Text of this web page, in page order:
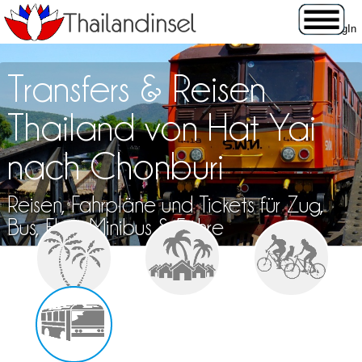
Transfers & Reisen
Thailand von Hat Yai
nach Chonburi
Reisen, Fahrpläne und Tickets für Zug,
Bus, Flug, Minibus & Fähre